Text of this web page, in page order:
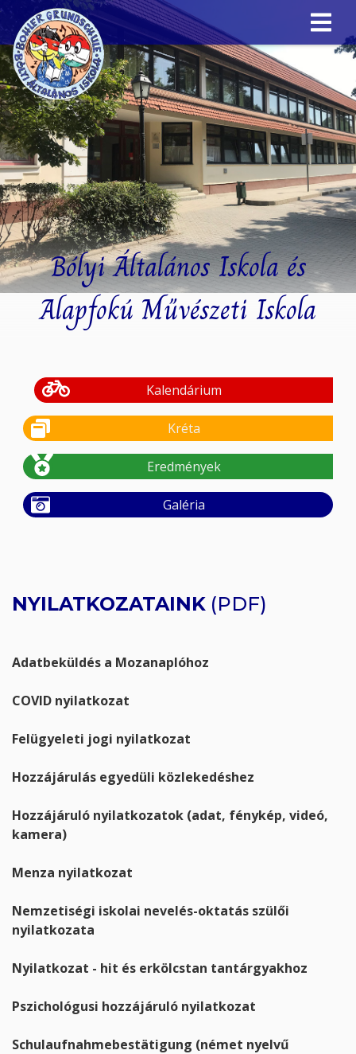
Bólyi Általános Iskola és
Alapfokú Művészeti Iskola
Kalendárium
Kréta
Eredmények
Galéria
NYILATKOZATAINK (PDF)
Adatbeküldés a Mozanaplóhoz
COVID nyilatkozat
Felügyeleti jogi nyilatkozat
Hozzájárulás egyedüli közlekedéshez
Hozzájáruló nyilatkozatok (adat, fénykép, videó,
kamera)
Menza nyilatkozat
Nemzetiségi iskolai nevelés-oktatás szülői
nyilatkozata
Nyilatkozat - hit és erkölcstan tantárgyakhoz
Pszichológusi hozzájáruló nyilatkozat
Schulaufnahmebestätigung (német nyelvű